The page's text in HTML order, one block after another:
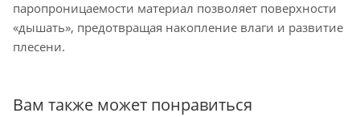
паропроницаемости материал позволяет поверхности
«дышать», предотвращая накопление влаги и развитие
плесени.
Вам также может понравиться